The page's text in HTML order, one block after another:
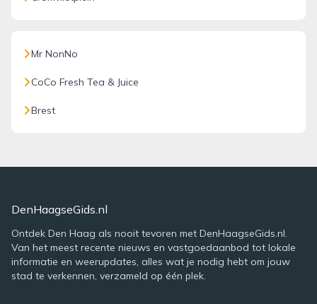
Mr NonNo
CoCo Fresh Tea & Juice
Brest
DenHaagseGids.nl
Ontdek Den Haag als nooit tevoren met DenHaagseGids.nl.
Van het meest recente nieuws en vastgoedaanbod tot lokale
informatie en weerupdates, alles wat je nodig hebt om jouw
stad te verkennen, verzameld op één plek.